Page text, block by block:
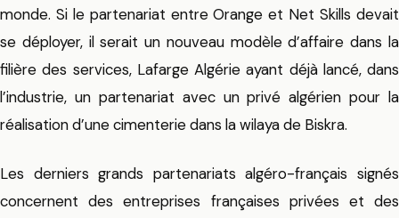
monde. Si le partenariat entre Orange et Net Skills devait
se déployer, il serait un nouveau modèle d’affaire dans la
filière des services, Lafarge Algérie ayant déjà lancé, dans
l’industrie, un partenariat avec un privé algérien pour la
réalisation d’une cimenterie dans la wilaya de Biskra.
Les derniers grands partenariats algéro-français signés
concernent des entreprises françaises privées et des